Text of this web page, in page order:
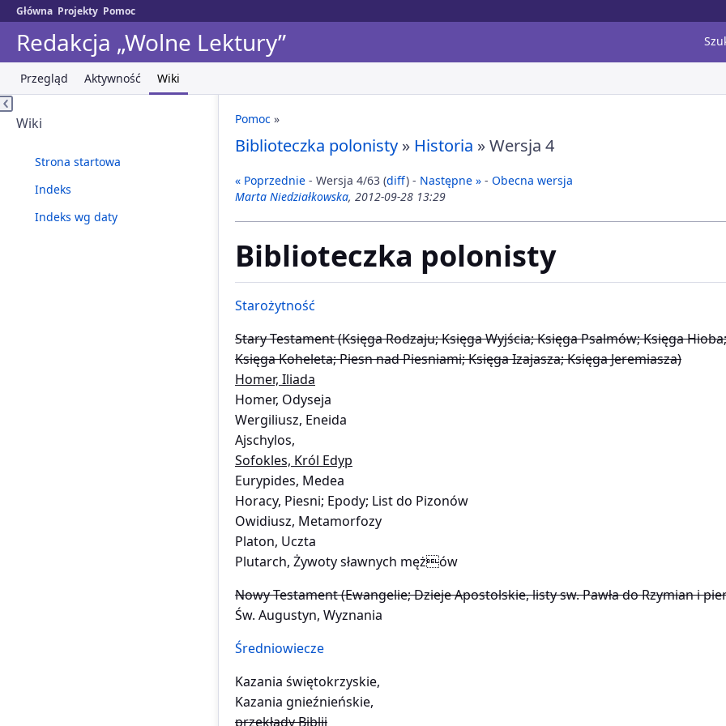
Główna Projekty Pomoc
Redakcja „Wolne Lektury”
Przegląd Aktywność Wiki
Wiki
Strona startowa
Indeks
Indeks wg daty
Pomoc »
Biblioteczka polonisty » Historia » Wersja 4
« Poprzednie - Wersja 4/63 (diff) - Następne » - Obecna wersja
Marta Niedziałkowska, 2012-09-28 13:29
Biblioteczka polonisty
Starożytność
Stary Testament (Księga Rodzaju; Księga Wyjścia; Księga Psalmów; Księga Hioba;
Księga Koheleta; Piesn nad Piesniami; Księga Izajasza; Księga Jeremiasza)
Homer, Iliada
Homer, Odyseja
Wergiliusz, Eneida
Ajschylos,
Sofokles, Król Edyp
Eurypides, Medea
Horacy, Piesni; Epody; List do Pizonów
Owidiusz, Metamorfozy
Platon, Uczta
Plutarch, Żywoty sławnych mężów
Nowy Testament (Ewangelie; Dzieje Apostolskie, listy sw. Pawła do Rzymian i
Św. Augustyn, Wyznania
Średniowiecze
Kazania świętokrzyskie,
Kazania gnieźnieńskie,
przekłady Biblii